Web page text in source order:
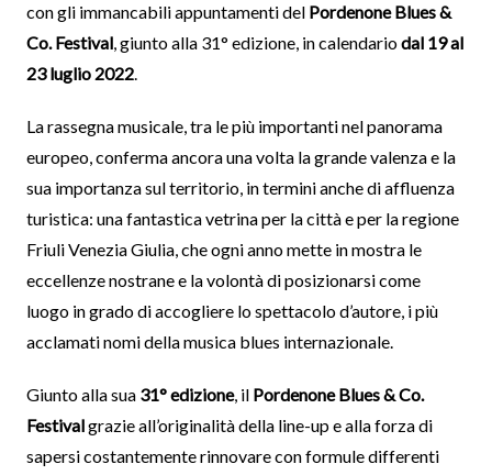
con gli immancabili appuntamenti del Pordenone Blues &
Co. Festival, giunto alla 31° edizione, in calendariodal 19 al
23 luglio 2022.
La rassegna musicale, tra le più importanti nel panorama
europeo, conferma ancora una volta la grande valenza e la
sua importanza sul territorio, in termini anche di affluenza
turistica: una fantastica vetrina per la città e per la regione
Friuli Venezia Giulia, che ogni anno mette in mostra le
eccellenze nostrane e la volontà di posizionarsi come
luogo in grado di accogliere lo spettacolo d’autore, i più
acclamati nomi della musica blues internazionale.
Giunto alla sua 31° edizione, il Pordenone Blues & Co.
Festivalgrazie all’originalità della line-up e alla forza di
sapersi costantemente rinnovare con formule differenti